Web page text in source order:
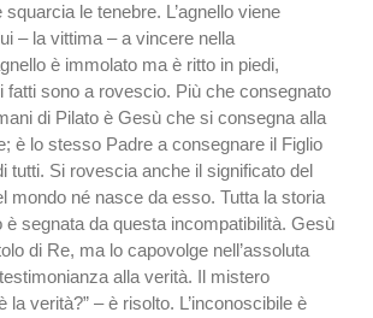
le tenebre. L’agnello viene
– la vittima – a vincere nella
è immolato ma è ritto in piedi,
fatti sono a rovescio. Più che consegnato
di Pilato è Gesù che si consegna alla
è lo stesso Padre a consegnare il Figlio
tutti. Si rovescia anche il significato del
mondo né nasce da esso. Tutta la storia
segnata da questa incompatibilità. Gesù
di Re, ma lo capovolge nell’assoluta
alla verità. Il mistero
la verità?” – è risolto. L’inconoscibile è